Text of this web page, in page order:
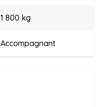
1 800 kg
Accompagnant